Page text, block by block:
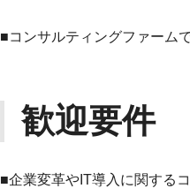
■コンサルティングファーム
歓迎要件
■企業変革やIT導入に関する